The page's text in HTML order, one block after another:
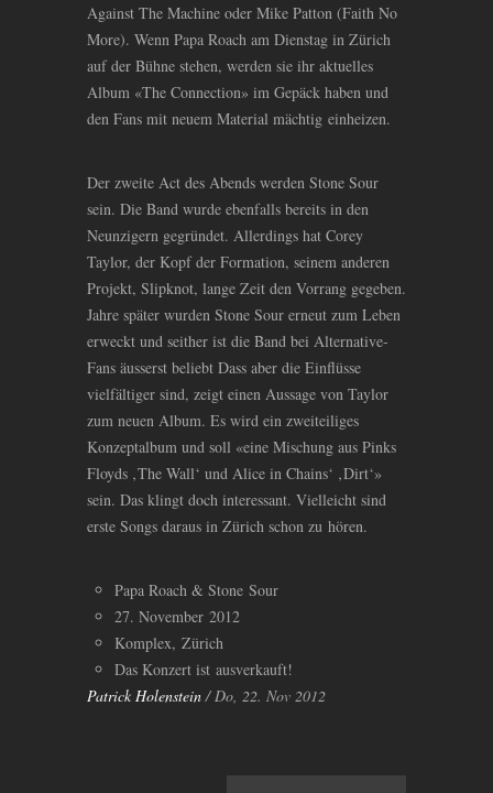
Against The Machine oder Mike Patton (Faith No
More). Wenn Papa Roach am Dienstag in Zürich
auf der Bühne stehen, werden sie ihr aktuelles
Album «The Connection» im Gepäck haben und
den Fans mit neuem Material mächtig einheizen.
Der zweite Act des Abends werden Stone Sour
sein. Die Band wurde ebenfalls bereits in den
Neunzigern gegründet. Allerdings hat Corey
Taylor, der Kopf der Formation, seinem anderen
Projekt, Slipknot, lange Zeit den Vorrang gegeben.
Jahre später wurden Stone Sour erneut zum Leben
erweckt und seither ist die Band bei Alternative-
Fans äusserst beliebt Dass aber die Einflüsse
vielfältiger sind, zeigt einen Aussage von Taylor
zum neuen Album. Es wird ein zweiteiliges
Konzeptalbum und soll «eine Mischung aus Pinks
Floyds ‚The Wall‘ und Alice in Chains‘ ‚Dirt‘»
sein. Das klingt doch interessant. Vielleicht sind
erste Songs daraus in Zürich schon zu hören.
Papa Roach & Stone Sour
27. November 2012
Komplex, Zürich
Das Konzert ist ausverkauft!
Patrick Holenstein / Do, 22. Nov 2012